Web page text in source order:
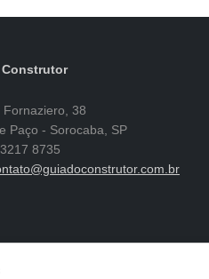
Fornaziero, 38
Paço - Sorocaba, SP
8735